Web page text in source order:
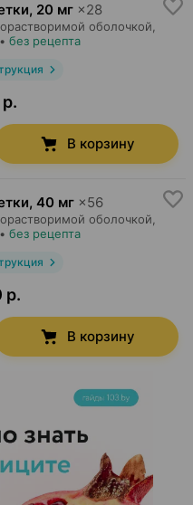
, 20 мг ×28
оболочкой,
• без рецепта
В корзину
, 40 мг ×56
оболочкой,
• без рецепта
р.
В корзину